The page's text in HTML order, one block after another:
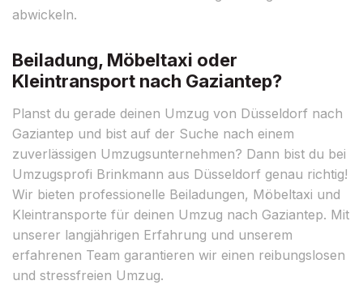
abwickeln.
Beiladung, Möbeltaxi oder
Kleintransport nach Gaziantep?
Planst du gerade deinen Umzug von Düsseldorf nach
Gaziantep und bist auf der Suche nach einem
zuverlässigen Umzugsunternehmen? Dann bist du bei
Umzugsprofi Brinkmann aus Düsseldorf genau richtig!
Wir bieten professionelle Beiladungen, Möbeltaxi und
Kleintransporte für deinen Umzug nach Gaziantep. Mit
unserer langjährigen Erfahrung und unserem
erfahrenen Team garantieren wir einen reibungslosen
und stressfreien Umzug.